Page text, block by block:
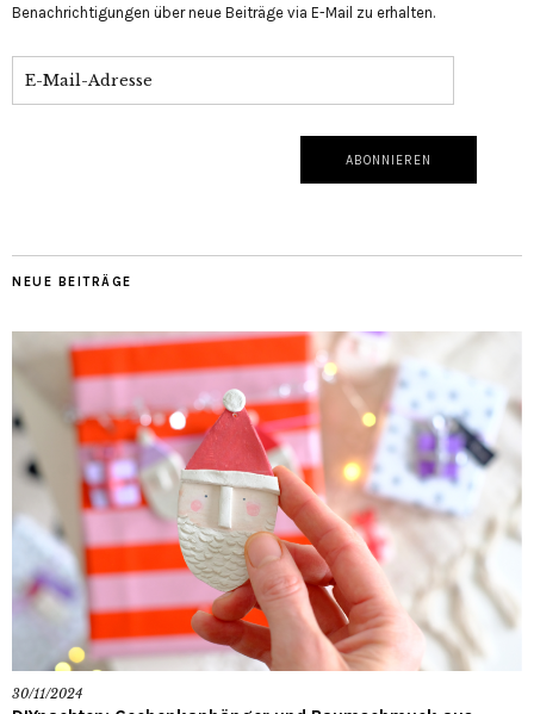
Benachrichtigungen über neue Beiträge via E-Mail zu erhalten.
NEUE BEITRÄGE
30/11/2024